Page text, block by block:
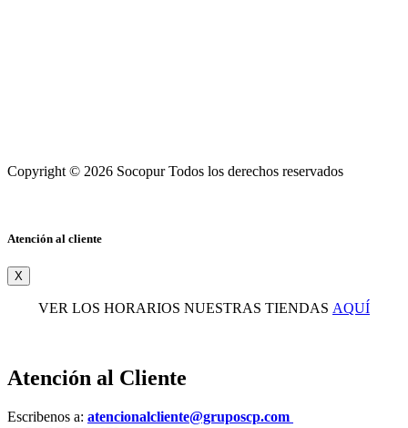
Copyright © 2026 Socopur Todos los derechos reservados
Atención al cliente
X
VER LOS HORARIOS NUESTRAS TIENDAS AQUÍ
Atención al Cliente
Escribenos a: atencionalcliente@gruposcp.com